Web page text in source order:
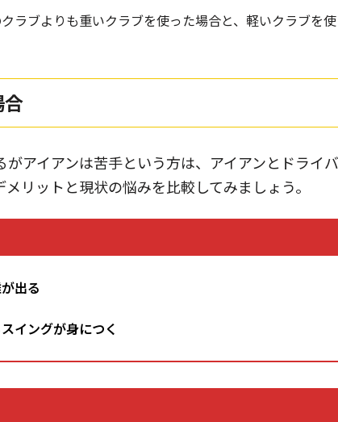
ラブよりも重いクラブを使った場合と、軽いクラブを
合
がアイアンは苦手という方は、アイアンとドライ
リットと現状の悩みを比較してみましょう。
出る
イングが身につく